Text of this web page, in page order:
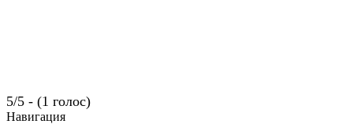
5/5 - (1 голос)
Навигация